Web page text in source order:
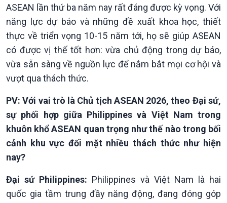
Văn hoá & Du lịch
Tin Văn hoá & Du lịch
Multimedia
Ảnh
ASEAN lần thứ ba năm nay rất đáng được kỳ vọng. Với
năng lực dự báo và những đề xuất khoa học, thiết
thực về triển vọng 10-15 năm tới, họ sẽ giúp ASEAN
có được vị thế tốt hơn: vừa chủ động trong dự báo,
vừa sẵn sàng về nguồn lực để nắm bắt mọi cơ hội và
vượt qua thách thức.
PV: Với vai trò là Chủ tịch ASEAN 2026, theo Đại sứ,
sự phối hợp giữa Philippines và Việt Nam trong
khuôn khổ ASEAN quan trọng như thế nào trong bối
cảnh khu vực đối mặt nhiều thách thức như hiện
nay?
Đại sứ Philippines: Philippines và Việt Nam là hai
quốc gia tầm trung đầy năng động, đang đóng góp